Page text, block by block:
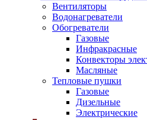
Вентиляторы
Водонагреватели
Обогреватели
Газовые
Инфракрасные
Конвекторы
Масляные
Тепловые пушки
Газовые
Дизельные
Электрические